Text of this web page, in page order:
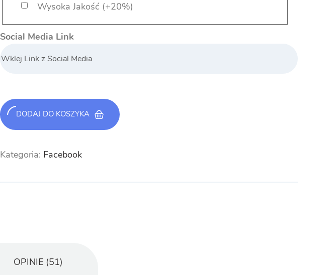
Wysoka Jakość (+20%)
Social Media Link
DODAJ DO KOSZYKA
Kategoria: Facebook
OPINIE (51)